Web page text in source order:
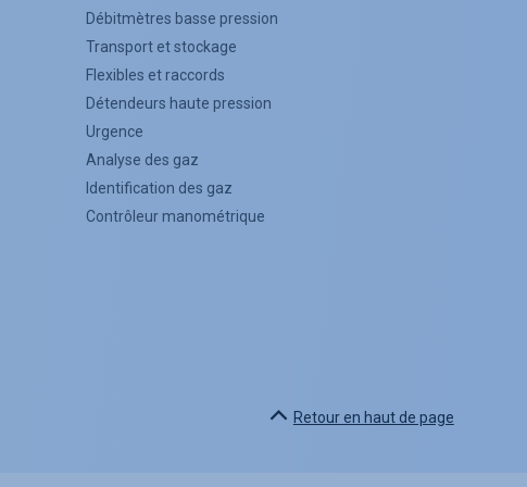
Débitmètres basse pression
Transport et stockage
Flexibles et raccords
Détendeurs haute pression
Urgence
Analyse des gaz
Identification des gaz
Contrôleur manométrique
Retour en haut de page